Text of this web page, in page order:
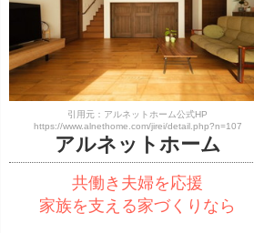
引用元：アルネットホーム公式HP
https://www.alnethome.com/jirei/detail.php?n=107
アルネット ホーム
共働き夫婦を応援
家族を支える家づくりなら